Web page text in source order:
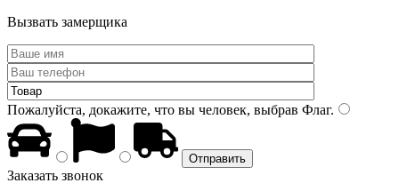
Вызвать замерщика
Пожалуйста, докажите, что вы человек, выбрав Флаг.
Заказать звонок